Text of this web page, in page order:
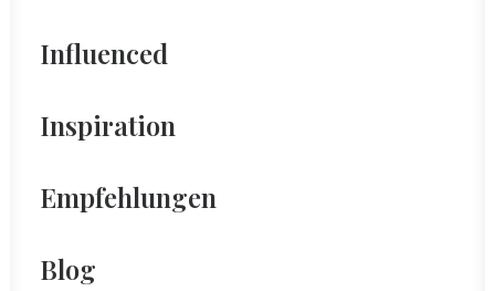
Influenced
Inspiration
Empfehlungen
Blog